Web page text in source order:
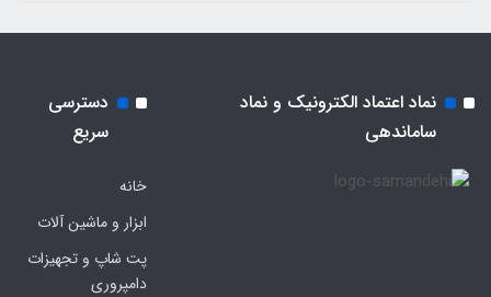
نماد اعتماد الکترونیک و نماد
ساماندهی
دسترسی
سریع
خانه
ابزار و ماشین آلات
پت شاپ و تجهیزات
دامپروری